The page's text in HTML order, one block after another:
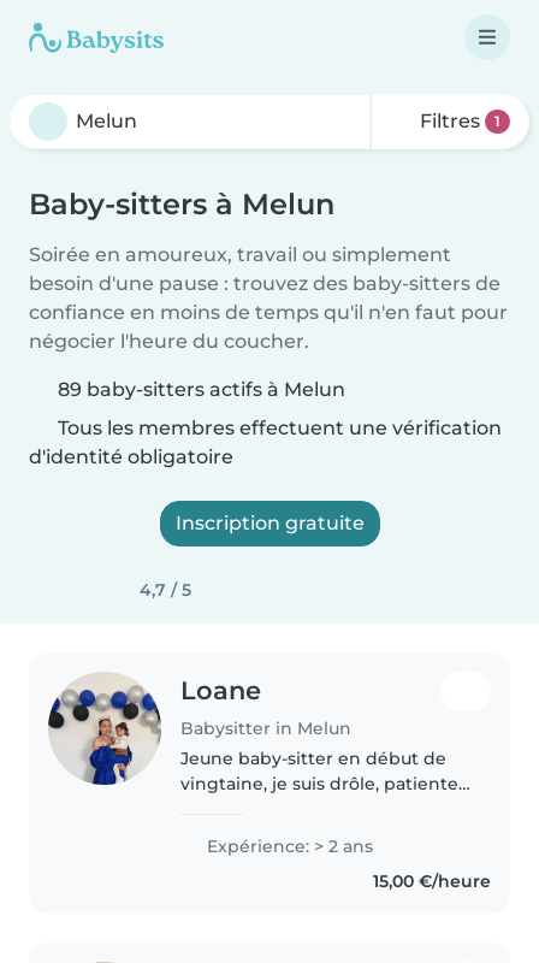
Filtres 1
Baby-sitters à Melun
Soirée en amoureux, travail ou simplement
besoin d'une pause : trouvez des baby-sitters de
confiance en moins de temps qu'il n'en faut pour
négocier l'heure du coucher.
89 baby-sitters actifs à Melun
Tous les membres effectuent une vérification
d'identité obligatoire
Inscription gratuite
4,7 / 5
Loane
Babysitter in Melun
Jeune baby-sitter en début de
vingtaine, je suis drôle, patiente
d'expérience en garde d'enfants,
je m'occupe principalement des
tout-petits et des enfants..
Expérience: > 2 ans
15,00 €/heure